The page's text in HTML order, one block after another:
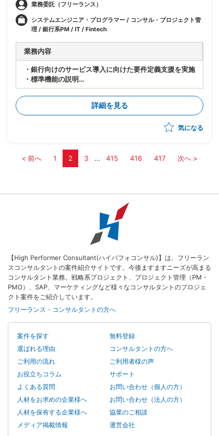
業務委託（フリーランス）
システムエンジニア・プログラマー / コンサル・プロジェクト管
理 / 銀行系PM / IT / Fintech
業務内容
・銀行向けのサービス導入に向けた要件定義支援を実施
・標準機能の説明
・標準要件定義書を基にしたFit&Gap
・各ステークホルダーとの折衝
詳細を見る
気になる
< 前へ 1 2 3 ... 415 416 417 次へ >
【High Performer Consultant(ハイパフォコンサル)】は、フリーラン
スコンサルタントの案件紹介サイトです。今後ますますニーズが高まる
コンサルタント業務。戦略系プロジェクト、プロジェクト管理（PM・
PMO）、SAP、マーケティングなど様々なコンサルタントのプロジェ
クト案件をご紹介しています。
フリーランス・コンサルタントの方へ
案件を探す
無料登録
選ばれる理由
コンサルタントの方へ
ご利用の流れ
ご利用者様の声
お役立ちコラム
サポート
よくある質問
お問い合わせ（個人の方）
人材をお求めの企業様へ
お問い合わせ（法人の方）
人材を保有する企業様へ
協業のご相談
メディア掲載情報
運営会社